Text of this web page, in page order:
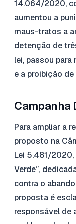
14.064/2020,
aumentou a
maus-tratos a
detenção de
lei, passou
e a proibição
Campanha
Para ampliar a
proposto na
Lei 5.481/2020,
Verde”,
contra o
proposta é
responsável de